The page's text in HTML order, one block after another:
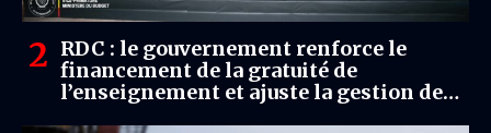
RDC : le gouvernement renforce le
financement de la gratuité de
l’enseignement et ajuste la gestion des